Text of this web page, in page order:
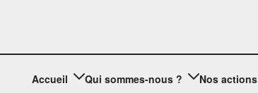
Accueil Qui sommes-nous ? Nos actions